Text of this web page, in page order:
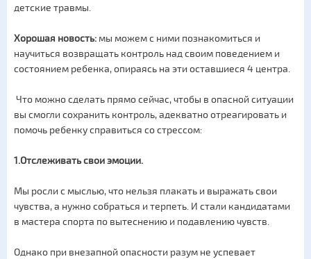
детские травмы.
Хорошая новость: мы можем с ними познакомиться и
научиться возвращать контроль над своим поведением и
состоянием ребенка, опираясь на эти оставшиеся 4 центра.
Что можно сделать прямо сейчас, чтобы в опасной ситуации
вы смогли сохранить контроль, адекватно отреагировать и
помочь ребенку справиться со стрессом:
1.Отслеживать свои эмоции.
Мы росли с мыслью, что нельзя плакать и выражать свои
чувства, а нужно собраться и терпеть. И стали кандидатами
в мастера спорта по вытеснению и подавлению чувств.
Однако при внезапной опасности разум не успевает